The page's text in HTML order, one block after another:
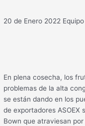
20 de Enero 2022
En plena cosecha, los
problemas de la alta
se están dando en los
de exportadores ASOEX
Bown que atraviesan